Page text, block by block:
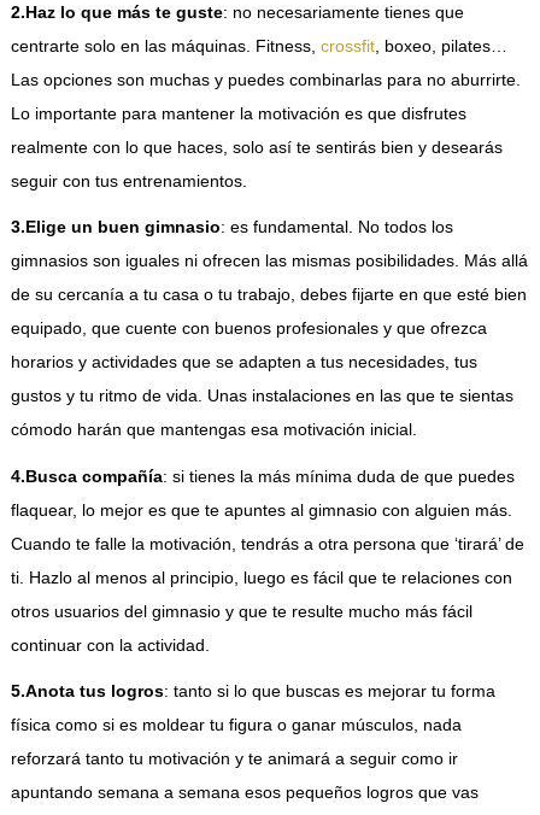
2.Haz lo que más te guste: no necesariamente tienes que
centrarte solo en las máquinas. Fitness, crossfit, boxeo, pilates…
Las opciones son muchas y puedes combinarlas para no aburrirte.
Lo importante para mantener la motivación es que disfrutes
realmente con lo que haces, solo así te sentirás bien y desearás
seguir con tus entrenamientos.
3.Elige un buen gimnasio: es fundamental. No todos los
gimnasios son iguales ni ofrecen las mismas posibilidades. Más allá
de su cercanía a tu casa o tu trabajo, debes fijarte en que esté bien
equipado, que cuente con buenos profesionales y que ofrezca
horarios y actividades que se adapten a tus necesidades, tus
gustos y tu ritmo de vida. Unas instalaciones en las que te sientas
cómodo harán que mantengas esa motivación inicial.
4.Busca compañía: si tienes la más mínima duda de que puedes
flaquear, lo mejor es que te apuntes al gimnasio con alguien más.
Cuando te falle la motivación, tendrás a otra persona que ‘tirará’ de
ti. Hazlo al menos al principio, luego es fácil que te relaciones con
otros usuarios del gimnasio y que te resulte mucho más fácil
continuar con la actividad.
5.Anota tus logros: tanto si lo que buscas es mejorar tu forma
física como si es moldear tu figura o ganar músculos, nada
reforzará tanto tu motivación y te animará a seguir como ir
apuntando semana a semana esos pequeños logros que vas